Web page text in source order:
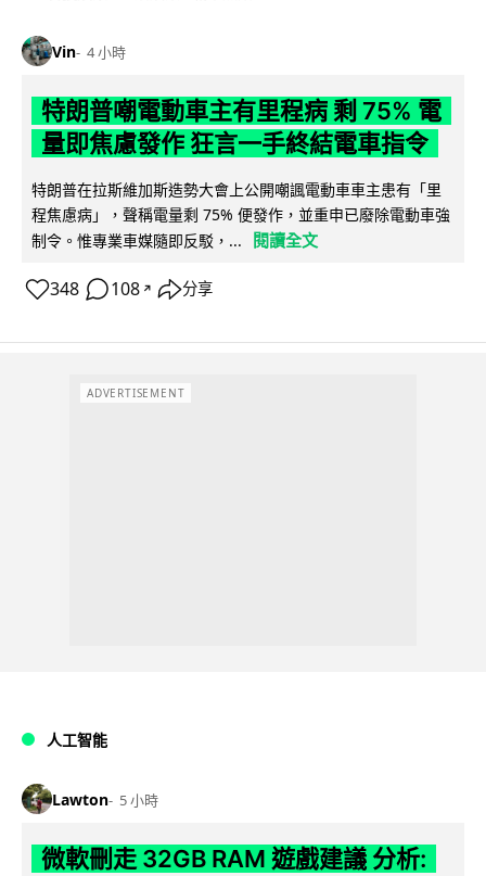
Vin 4 小時
特朗普嘲電動車主有里程病 剩 75% 電
量即焦慮發作 狂言一手終結電車指令
特朗普在拉斯維加斯造勢大會上公開嘲諷電動車車主患有「里
程焦慮病」，聲稱電量剩 75% 便發作，並重申已廢除電動車強
制令。惟專業車媒隨即反駁，...
閱讀全文
348 108 ↗ 分享
ADVERTISEMENT
人工智能
Lawton 5 小時
微軟刪走 32GB RAM 遊戲建議 分析: